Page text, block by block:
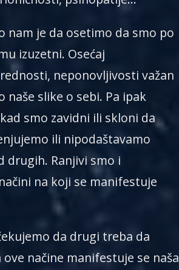
nam je da osetimo da smo po
izuzetni. Osećaj
neponovljivosti važan
naše slike o sebi. Pa ipak
smo zavidni ili skloni da
ili nipodaštavamo
drugih. Ranjivi smo i
na koji se manifestuje
da drugi treba da
načine manifestuje se naša